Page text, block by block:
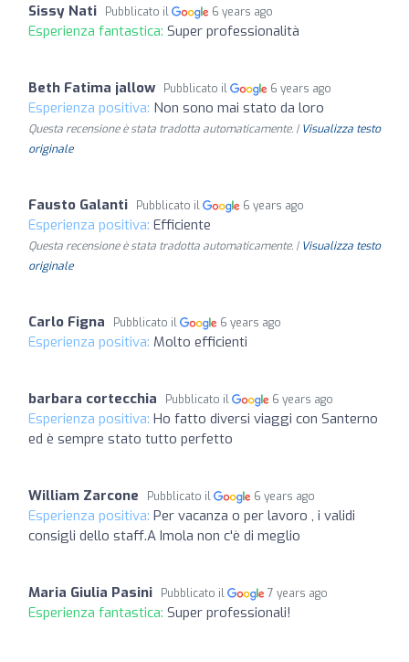
Sissy Nati Pubblicato il 6 years ago
Esperienza fantastica: Super professionalità
Beth Fatima jallow Pubblicato il 6 years ago
Esperienza positiva: Non sono mai stato da loro
Questa recensione è stata tradotta automaticamente. | Visualizza testo
originale
Fausto Galanti Pubblicato il 6 years ago
Esperienza positiva: Efficiente
Questa recensione è stata tradotta automaticamente. | Visualizza testo
originale
Carlo Figna Pubblicato il 6 years ago
Esperienza positiva: Molto efficienti
barbara cortecchia Pubblicato il 6 years ago
Esperienza positiva: Ho fatto diversi viaggi con Santerno
ed è sempre stato tutto perfetto
William Zarcone Pubblicato il 6 years ago
Esperienza positiva: Per vacanza o per lavoro , i validi
consigli dello staff.A Imola non c'è di meglio
Maria Giulia Pasini Pubblicato il 7 years ago
Esperienza fantastica: Super professionali!